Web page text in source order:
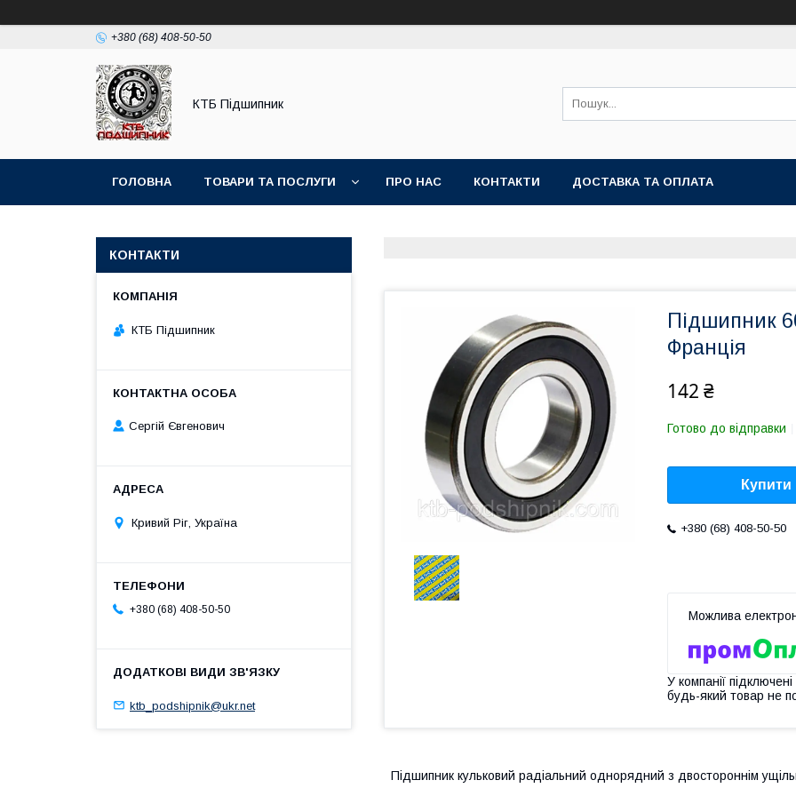
+380 (68) 408-50-50
КТБ Підшипник
ГОЛОВНА ТОВАРИ ТА ПОСЛУГИ ПРО НАС КОНТАКТИ ДОСТАВКА ТА ОПЛАТА
Підшипник
Франція
142 ₴
Готово до відправки
Купити
+380 (68) 408-50-50
У компанії
будь-який товар не
Підшипник кульковий радіальний однорядний з двостороннім
КОНТАКТИ
КТБ Підшипник
Сергій Євгенович
Кривий Ріг, Україна
+380 (68) 408-50-50
ktb_podshipnik@ukr.net